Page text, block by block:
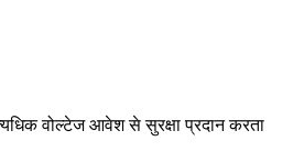
वोल्टेज आवेश से सुरक्षा प्रदान करता